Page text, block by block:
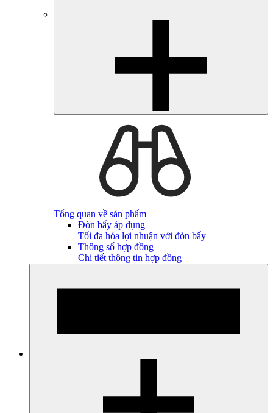
Tổng quan về sản phẩm
Đòn bẩy áp dụng
Tối đa hóa lợi nhuận với đòn bẩy
Thông số hợp đồng
Chi tiết thông tin hợp đồng